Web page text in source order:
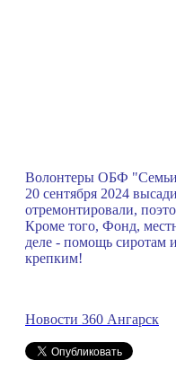
Волонтеры ОБФ "Семьи
20 сентября 2024
отремонтировали,
Кроме того, Фонд,
деле - помощь сиротам
крепким!
Новости 360 Ангарск